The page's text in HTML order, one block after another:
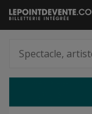
Passer
au
artiste,
lieu...